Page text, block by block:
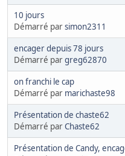
10 jours
Démarré parsimon2311
encager depuis 78 jours
Démarré pargreg62870
on franchi le cap
Démarré par marichaste98
Présentation de chaste62
Démarré parChaste62
Présentation de Candy,